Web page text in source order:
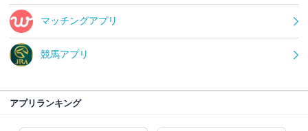
マッチングアプリ
競馬アプリ
アプリランキング